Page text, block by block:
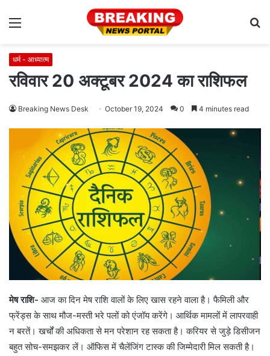
Menu
धर्म - आध्यात्म
रविवार 20 अक्टूबर 2024 का राशिफल
Breaking News Desk October 19, 2024 0 4 minutes read
मेष राशि- आज का दिन मेष राशि वालों के लिए खास रहने वाला है। फैमिली और
फ्रेंड्स के साथ मौज-मस्ती भरे पलों को एंजॉय करेंगे। आर्थिक मामलों में लापरवाही
न बरतें। खर्चों की अधिकता से मन परेशान रह सकता है। करियर से जुड़े डिसीजन
बहुत सोच-समझकर लें। ऑफिस में चैलेंजिंग टास्क की जिम्मेदारी मिल सकती है।